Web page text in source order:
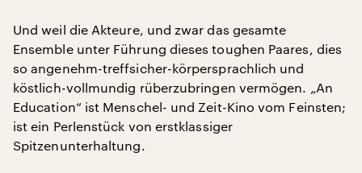
Und weil die Akteure, und zwar das gesamte
Ensemble unter Führung dieses toughen Paares, dies
so angenehm-treffsicher-körpersprachlich und
köstlich-vollmundig rüberzubringen vermögen. „An
Education“ ist Menschel- und Zeit-Kino vom Feinsten;
ist ein Perlenstück von erstklassiger
Spitzenunterhaltung.